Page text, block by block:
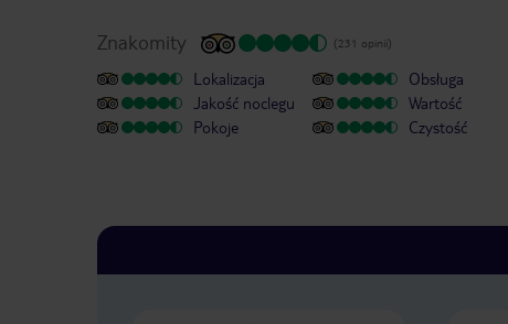
Znakomity (231 opinii)
Lokalizacja
Jakość noclegu
Pokoje
Obsługa
Wartość
Czystość